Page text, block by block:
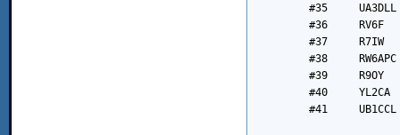
	#35	UA3DLL		#76	4J1001SWL	#117	R2DK
	#36	RV6F		#77	LW2EIY		#118	UA9QGS
	#37	R7IW		#78	UA1COA		#119	R0ADK
	#38	RW6APC		#79	RY7F		#120	CX8AF
	#39	R9OY		#80	R3PLA		#121	UA3WG
	#40	YL2CA		#81	R9UBE
	#41	UB1CCL		#82	UA1AOS